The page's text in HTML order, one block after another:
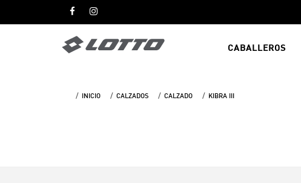
CABALLEROS
INICIO CALZADOS CALZADO KIBRA III